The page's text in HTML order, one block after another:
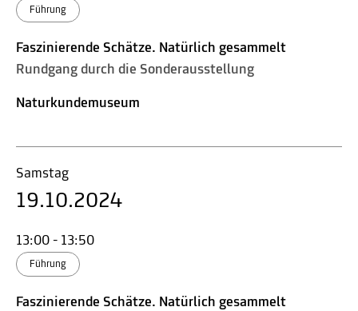
Führung
Faszinierende Schätze. Natürlich gesammelt
Rundgang durch die Sonderausstellung
Naturkundemuseum
Samstag
19.10.2024
13:00 - 13:50
Führung
Faszinierende Schätze. Natürlich gesammelt